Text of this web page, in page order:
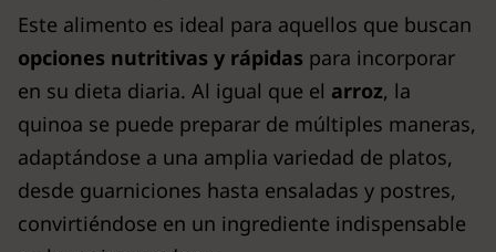
Este alimento es ideal para aquellos que buscan
opciones nutritivas y rápidas para incorporar
en su dieta diaria. Al igual que el arroz, la
quinoa se puede preparar de múltiples maneras,
adaptándose a una amplia variedad de platos,
desde guarniciones hasta ensaladas y postres,
convirtiéndose en un ingrediente indispensable